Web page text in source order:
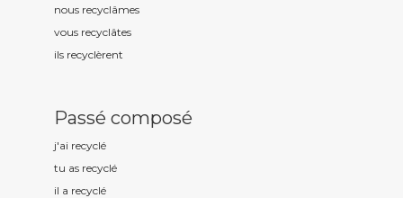
nous recyclâmes
vous recyclâtes
ils recyclèrent
Passé composé
j'ai recyclé
tu as recyclé
il a recyclé